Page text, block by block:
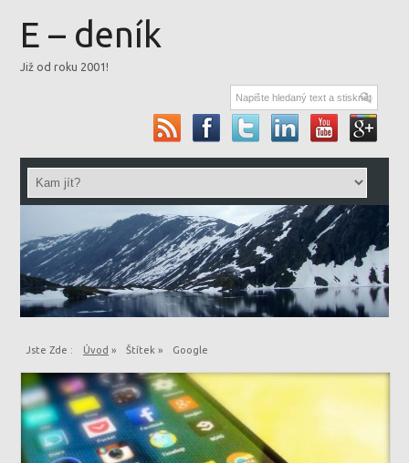
E – deník
Již od roku 2001!
Jste Zde : Úvod » Štítek » Google